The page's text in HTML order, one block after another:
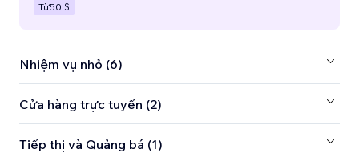
Từ50 $
Nhiệm vụ nhỏ (6)
Cửa hàng trực tuyến (2)
Tiếp thị và Quảng bá (1)